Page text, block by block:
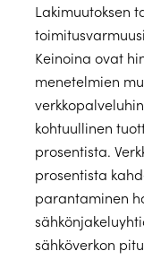
Lakimuutoksen
Keinoina ovat
menetelmien
kohtuullinen
prosentista.
prosentista
parantaminen
sähköverkon